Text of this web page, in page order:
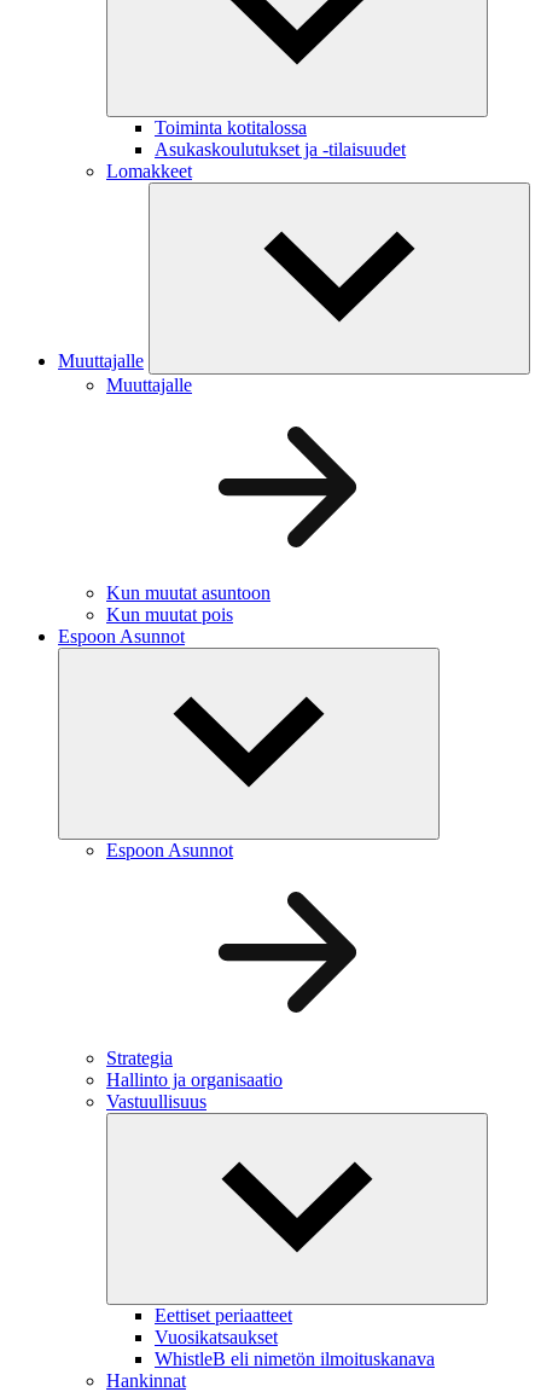
Toiminta kotitalossa
Asukaskoulutukset ja -tilaisuudet
Lomakkeet
Muuttajalle
Muuttajalle
Kun muutat asuntoon
Kun muutat pois
Espoon Asunnot
Espoon Asunnot
Strategia
Hallinto ja organisaatio
Vastuullisuus
Eettiset periaatteet
Vuosikatsaukset
WhistleB eli nimetön ilmoituskanava
Hankinnat